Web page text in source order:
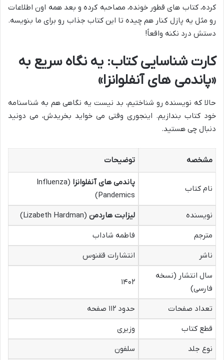
کرده، کتاب های قطور خونده، مصاحبه کرده و بعد همه اون اطلاعات
رو مثل یه پازل کنار هم چیده تا این کتاب جذاب رو برای ما بنویسه.
دستش درد نکنه واقعاً!
کارت شناسایی کتاب: یه نگاه سریع به
«پاندمی های آنفلوانزا»
حالا که نویسنده رو شناختیم، بد نیست یه نگاهی هم به شناسنامه
خود کتاب بندازیم. اینجوری وقتی می خواید بخریدش، می دونید
دنبال چی هستید.
مشخصه توضیحات
نام کتاب
پاندمی های آنفلوانزا (Influenza
Pandemics)
نویسنده
لیزابت هاردمن (Lizabeth Hardman)
مترجم
فاطمه شاداب
ناشر
انتشارات ققنوس
سال انتشار (نسخه
فارسی)
۱۴۰۲
تعداد صفحات
حدود ۱۱۲ صفحه
قطع کتاب
وزیری
نوع جلد
سلفون